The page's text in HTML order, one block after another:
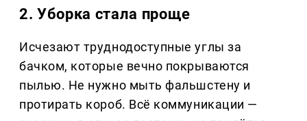
2. Уборка стала проще
Исчезают труднодоступные углы за
бачком, которые вечно покрываются
пылью. Не нужно мыть фальшстену и
протирать короб. Всё коммуникации —